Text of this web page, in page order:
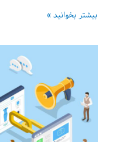
لینک‌های
6
بیشتر بخوانید »